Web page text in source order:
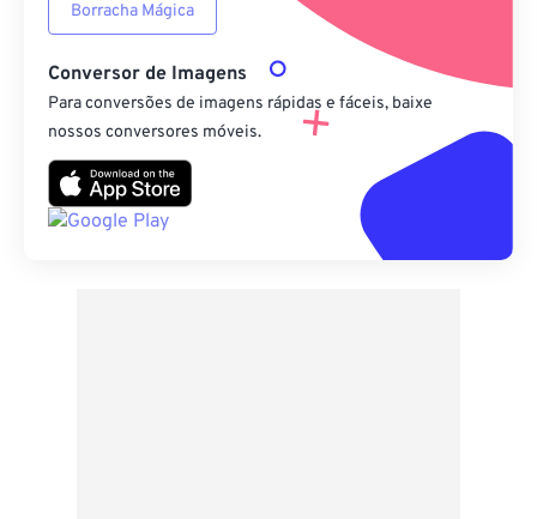
Borracha Mágica
Conversor de Imagens
Para conversões de imagens rápidas e fáceis, baixe
nossos conversores móveis.